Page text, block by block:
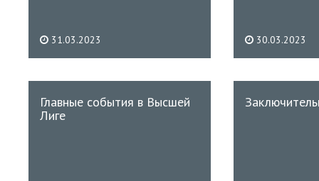
31.03.2023 30.03.2023
Главные события в Высшей
Лиге